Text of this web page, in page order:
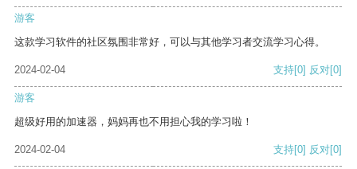
游客
这款学习软件的社区氛围非常好，可以与其他学习者交流学习心得。
2024-02-04 支持[0] 反对[0]
游客
超级好用的加速器，妈妈再也不用担心我的学习啦！
2024-02-04 支持[0] 反对[0]